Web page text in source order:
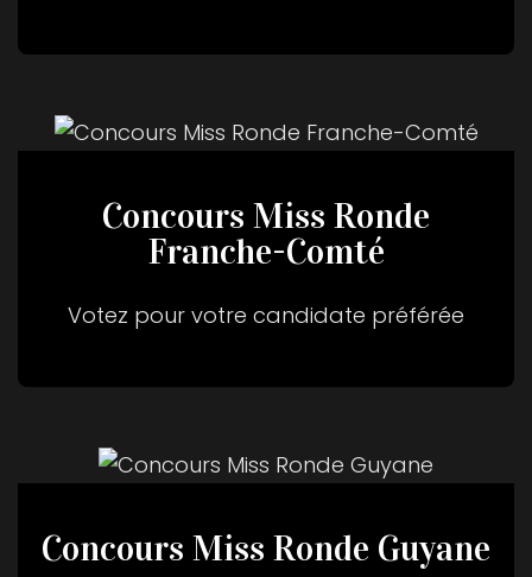
Concours Miss Ronde
Franche-Comté
Votez pour votre candidate préférée
Concours Miss Ronde Guyane